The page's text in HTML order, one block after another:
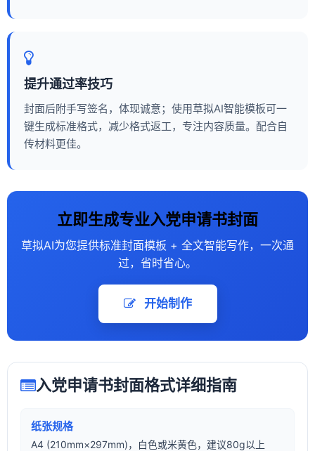
提升通过率技巧
封面后附手写签名，体现诚意；使用草拟AI智能模板可一
键生成标准格式，减少格式返工，专注内容质量。配合自
传材料更佳。
立即生成专业入党申请书封面
草拟AI为您提供标准封面模板 + 全文智能写作，一次通
过，省时省心。
开始制作
入党申请书封面格式详细指南
纸张规格
A4 (210mm×297mm)，白色或米黄色，建议80g以上